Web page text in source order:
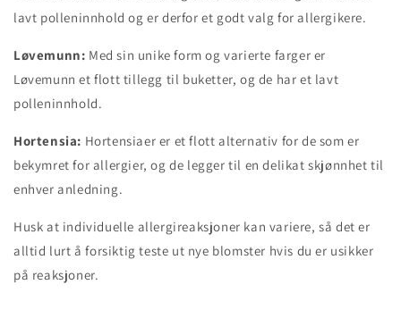
lavt polleninnhold og er derfor et godt valg for allergikere.
Løvemunn: Med sin unike form og varierte farger er
Løvemunn et flott tillegg til buketter, og de har et lavt
polleninnhold.
Hortensia: Hortensiaer er et flott alternativ for de som er
bekymret for allergier, og de legger til en delikat skjønnhet til
enhver anledning.
Husk at individuelle allergireaksjoner kan variere, så det er
alltid lurt å forsiktig teste ut nye blomster hvis du er usikker
på reaksjoner.